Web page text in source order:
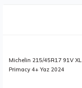
Michelin 215/45R17 91V XL
Primacy 4+ Yaz 2024